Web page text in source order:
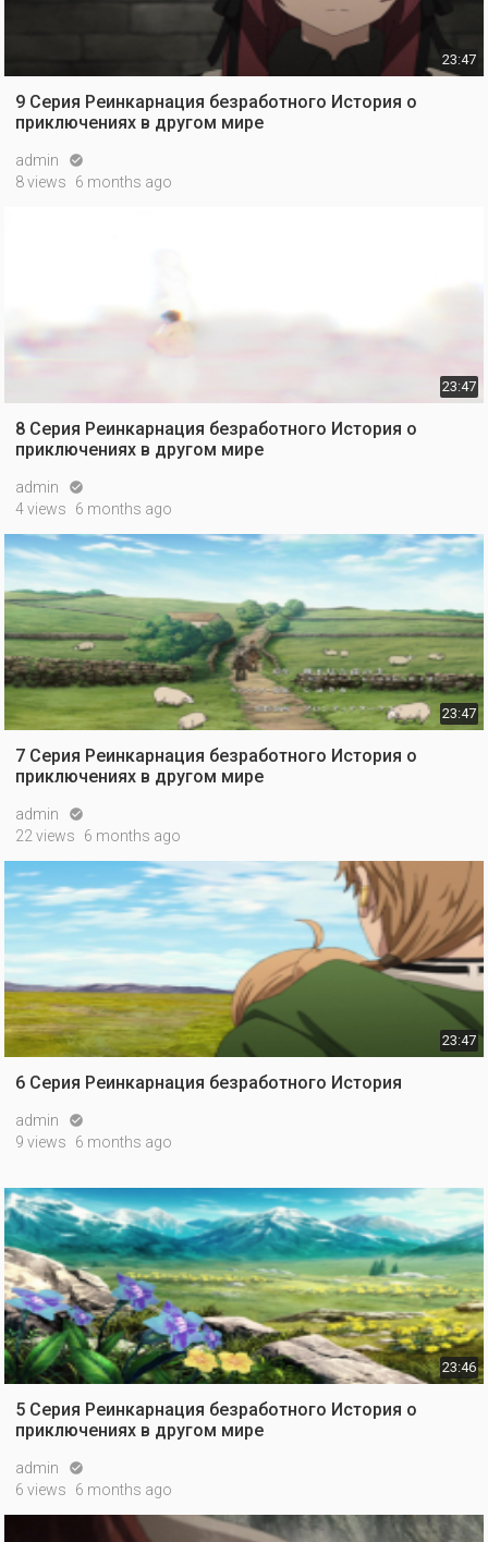
23:47
9 Серия Реинкарнация безработного История о
приключениях в другом мире
admin 
8 views 6 months ago
23:47
8 Серия Реинкарнация безработного История о
приключениях в другом мире
admin 
4 views 6 months ago
23:47
7 Серия Реинкарнация безработного История о
приключениях в другом мире
admin 
22 views 6 months ago
23:47
6 Серия Реинкарнация безработного История
admin 
9 views 6 months ago
23:46
5 Серия Реинкарнация безработного История о
приключениях в другом мире
admin 
6 views 6 months ago